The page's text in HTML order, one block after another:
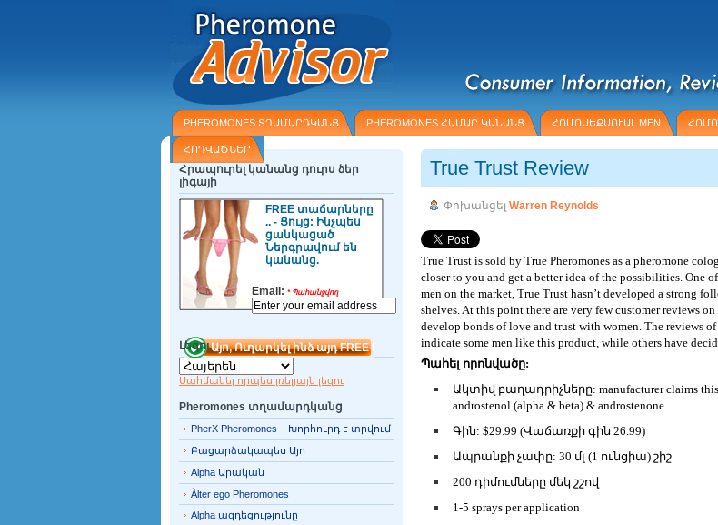
PHEROMONES ՏՂԱՄԱՐԴԿԱՆՑ PHEROMONES ՀԱՄԱՐ ԿԱՆԱՆՑ ՀՈՄՈՍԵՔՍՈՒԱԼ MEN
ՀՈԴՎԱԾՆԵՐ
True Trust Review
Փոխանցել Warren Reynolds
True Trust is sold by True Pheromones as a pheromone
closer to you and get a better idea of the possibilities. One
men on the market, True Trust hasn’t developed a strong
shelves. At this point there are very few customer reviews
develop bonds of love and trust with women. The reviews
indicate some men like this product, while others have
Պահել որոնվածը:
Ակտիվ բաղադրիչները: manufacturer claims this
androstenol (alpha & beta) & androstenone
Գին: $29.99 (Վաճառքի գին 26.99)
Ապրանքի չափը: 30 մլ (1 ունցիա) շիշ
200 դիմումները մեկ շշով
1-5 sprays per application
Հրապուրել կանանց դուրս ձեր
լիգայի
FREE տաճարները
.. - Ցույց: Ինչպես
ցանկացած
Ներգրավում են
կանանց.
Email: *Պահանջվող
Լեզու
Սահմանել որպես լռելյայն լեզու
Pheromones տղամարդկանց
PherX Pheromones – Խորհուրդ է տրվում
Բացարձակապես Այո
Alpha Արական
Àlter ego Pheromones
Alpha ազդեցությունը